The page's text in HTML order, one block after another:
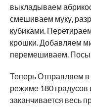
выкладываем
смешиваем муку,
кубиками.
крошки. Добавляем
перемешиваем.
Теперь Отправляем в
режиме 180
заканчивается весь